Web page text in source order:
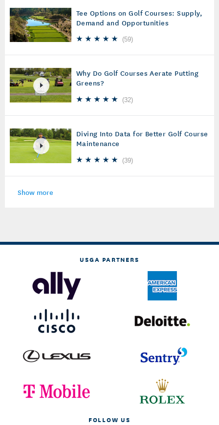
Tee Options on Golf Courses: Supply,
Demand and Opportunities
(59)
Why Do Golf Courses Aerate Putting
Greens?
(32)
Diving Into Data for Better Golf Course
Maintenance
(39)
Show more
USGA PARTNERS
FOLLOW US